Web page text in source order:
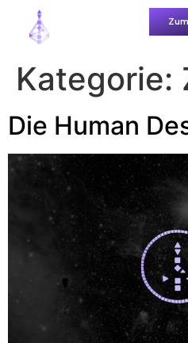
Kategorie:
Die Human